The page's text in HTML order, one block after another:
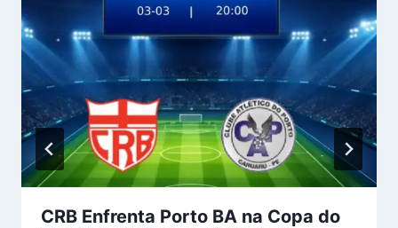
CRB Enfrenta Porto BA na Copa do